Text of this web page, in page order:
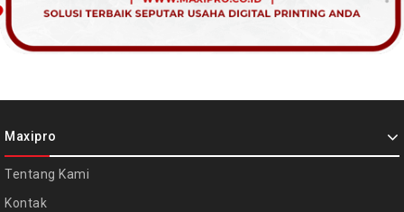
Maxipro
Tentang Kami
Kontak